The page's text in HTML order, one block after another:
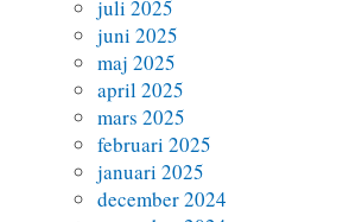
juli 2025
juni 2025
maj 2025
april 2025
mars 2025
februari 2025
januari 2025
december 2024